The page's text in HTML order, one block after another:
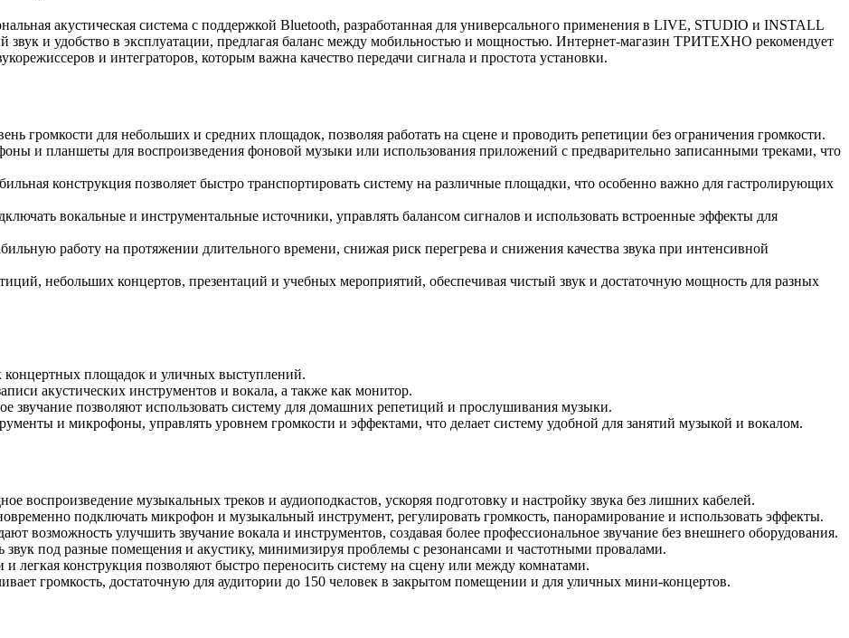
акустическая система с поддержкой Bluetooth, разработанная для универсального применения в LIVE, STUDIO и INSTALL
звук и удобство в эксплуатации, предлагая баланс между мобильностью и мощностью. Интернет-магазин ТРИТЕХНО рекомендует
и интеграторов, которым важна качество передачи сигнала и простота установки.
громкости для небольших и средних площадок, позволяя работать на сцене и проводить репетиции без ограничения громкости.
и планшеты для воспроизведения фоновой музыки или использования приложений с предварительно записанными треками, что
конструкция позволяет быстро транспортировать систему на различные площадки, что особенно важно для гастролирующих
вокальные и инструментальные источники, управлять балансом сигналов и использовать встроенные эффекты для
работу на протяжении длительного времени, снижая риск перегрева и снижения качества звука при интенсивной
небольших концертов, презентаций и учебных мероприятий, обеспечивая чистый звук и достаточную мощность для разных
площадок и уличных выступлений.
акустических инструментов и вокала, а также как монитор.
звучание позволяют использовать систему для домашних репетиций и прослушивания музыки.
и микрофоны, управлять уровнем громкости и эффектами, что делает систему удобной для занятий музыкой и вокалом.
воспроизведение музыкальных треков и аудиоподкастов, ускоряя подготовку и настройку звука без лишних кабелей.
подключать микрофон и музыкальный инструмент, регулировать громкость, панорамирование и использовать эффекты.
возможность улучшить звучание вокала и инструментов, создавая более профессиональное звучание без внешнего оборудования.
звук под разные помещения и акустику, минимизируя проблемы с резонансами и частотными провалами.
легкая конструкция позволяют быстро переносить систему на сцену или между комнатами.
громкость, достаточную для аудитории до 150 человек в закрытом помещении и для уличных мини-концертов.